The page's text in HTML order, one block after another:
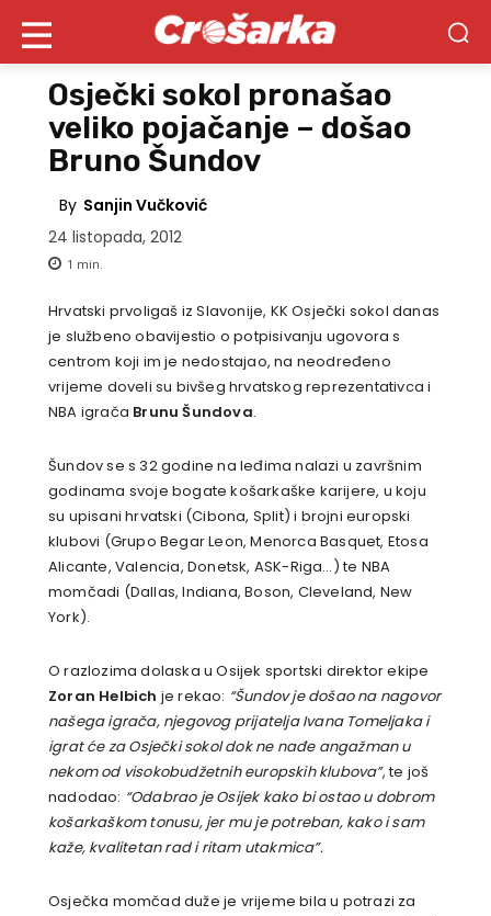
Osječki sokol pronašao
veliko pojačanje – došao
Bruno Šundov
By Sanjin Vučković
24 listopada, 2012
1 min.
Hrvatski prvoligaš iz Slavonije, KK Osječki sokol danas
je službeno obavijestio o potpisivanju ugovora s
centrom koji im je nedostajao, na neodređeno
vrijeme doveli su bivšeg hrvatskog reprezentativca i
NBA igrača Brunu Šundova.
Šundov se s 32 godine na leđima nalazi u završnim
godinama svoje bogate košarkaške karijere, u koju
su upisani hrvatski (Cibona, Split) i brojni europski
klubovi (Grupo Begar Leon, Menorca Basquet, Etosa
Alicante, Valencia, Donetsk, ASK-Riga…) te NBA
momčadi (Dallas, Indiana, Boson, Cleveland, New
York).
O razlozima dolaska u Osijek sportski direktor ekipe
Zoran Helbich je rekao: “Šundov je došao na nagovor
našega igrača, njegovog prijatelja Ivana Tomeljaka i
igrat će za Osječki sokol dok ne nađe angažman u
nekom od visokobudžetnih europskih klubova”, te još
nadodao: “Odabrao je Osijek kako bi ostao u dobrom
košarkaškom tonusu, jer mu je potreban, kako i sam
kaže, kvalitetan rad i ritam utakmica”.
Osječka momčad duže je vrijeme bila u potrazi za